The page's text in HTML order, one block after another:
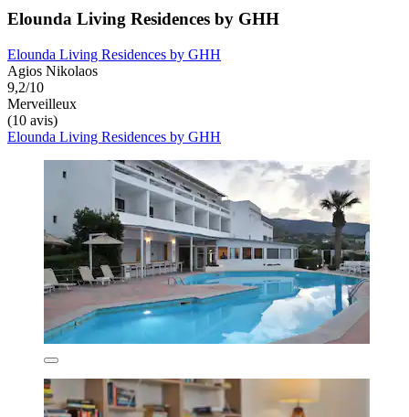
Elounda Living Residences by GHH
Elounda Living Residences by GHH
Agios Nikolaos
9,2/10
Merveilleux
(10 avis)
Elounda Living Residences by GHH